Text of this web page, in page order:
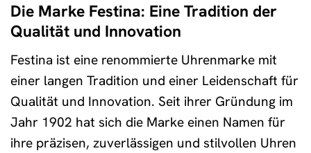
Die Marke Festina: Eine Tradition der
Qualität und Innovation
Festina ist eine renommierte Uhrenmarke mit
einer langen Tradition und einer Leidenschaft für
Qualität und Innovation. Seit ihrer Gründung im
Jahr 1902 hat sich die Marke einen Namen für
ihre präzisen, zuverlässigen und stilvollen Uhren